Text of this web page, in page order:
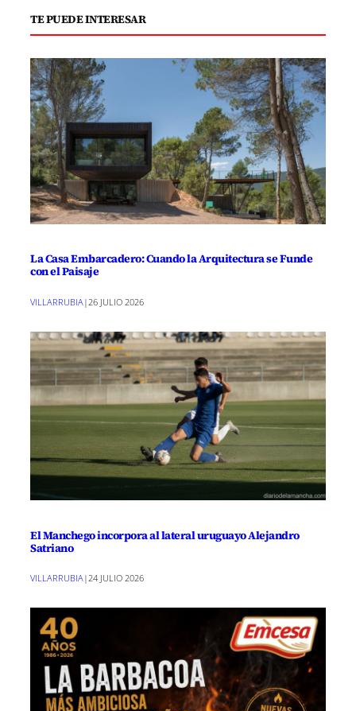
TE PUEDE INTERESAR
La Casa Embarcadero: Cuando la Arquitectura se Funde
con el Paisaje
VILLARRUBIA|26 JULIO 2026
El Manchego incorpora al lateral uruguayo Alejandro
Satriano
VILLARRUBIA|24 JULIO 2026